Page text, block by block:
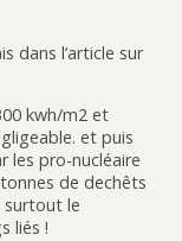
dans l’article sur
kwh/m2 et
et puis
les pro-nucléaire
de dechêts
surtout le
liés !